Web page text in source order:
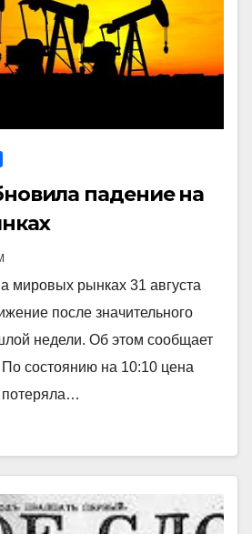
падение на
мировых рынках 31 августа
после значительного
недели. Об этом сообщает
состоянию на 10:10 цена